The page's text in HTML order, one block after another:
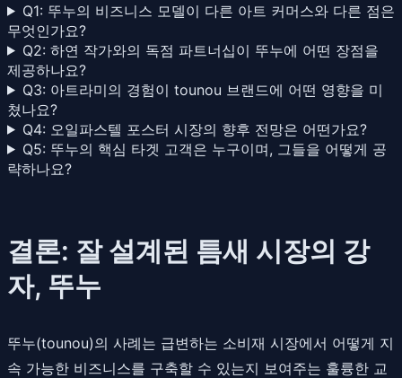
Q1: 뚜누의 비즈니스 모델이 다른 아트 커머스와 다른 점은
무엇인가요?
Q2: 하연 작가와의 독점 파트너십이 뚜누에 어떤 장점을
제공하나요?
Q3: 아트라미의 경험이 tounou 브랜드에 어떤 영향을 미
쳤나요?
Q4: 오일파스텔 포스터 시장의 향후 전망은 어떤가요?
Q5: 뚜누의 핵심 타겟 고객은 누구이며, 그들을 어떻게 공
략하나요?
결론: 잘 설계된 틈새 시장의 강
자, 뚜누
뚜누(tounou)의 사례는 급변하는 소비재 시장에서 어떻게 지
속 가능한 비즈니스를 구축할 수 있는지 보여주는 훌륭한 교